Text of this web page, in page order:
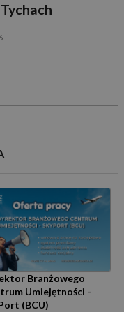
Branżowego
Umiejętności -
(BCU)